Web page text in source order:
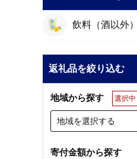
飲料（酒以外）
返礼品を絞り込む
地域から探す 選択中
地域を選択する
寄付金額から探す